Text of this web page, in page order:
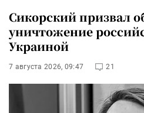
Сикорский призвал
уничтожение
Украиной
7 августа 2026, 09:47 21